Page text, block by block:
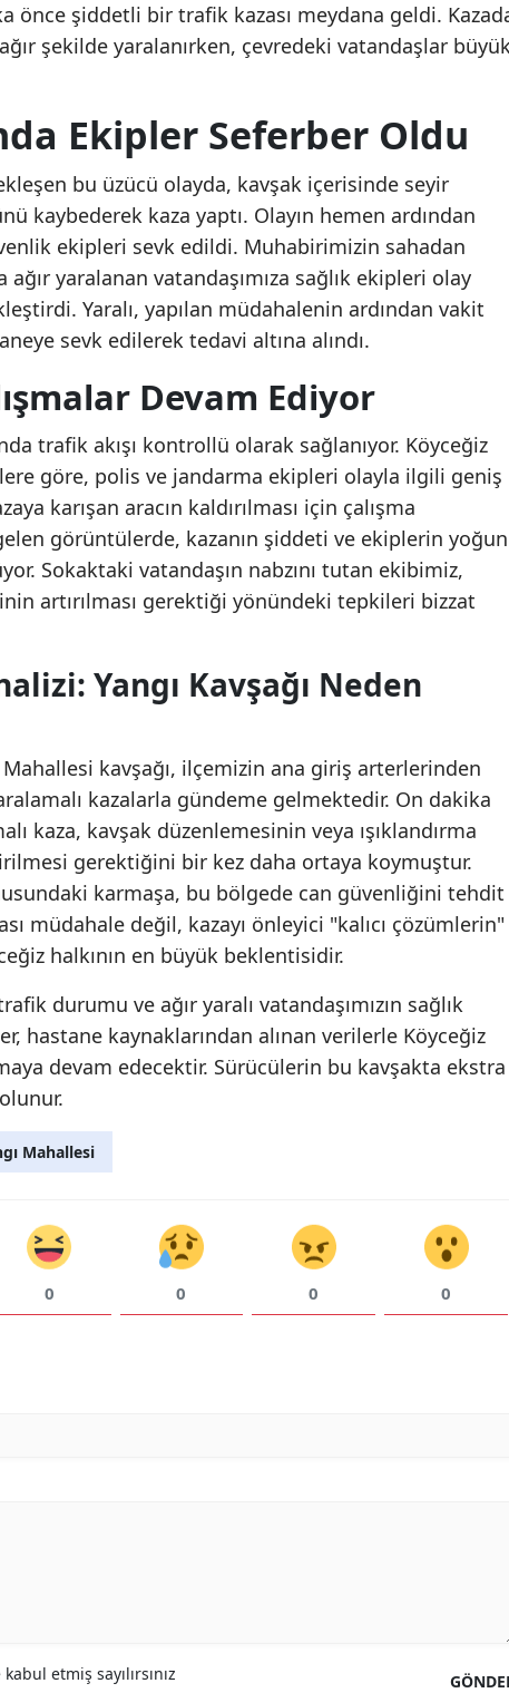
önce şiddetli bir trafik kazası meydana geldi.
şekilde yaralanırken, çevredeki vatandaşlar
Ekipler Seferber Oldu
bu üzücü olayda, kavşak içerisinde seyir
kaybederek kaza yaptı. Olayın hemen ardından
ekipleri sevk edildi. Muhabirimizin sahadan
yaralanan vatandaşımıza sağlık ekipleri olay
Yaralı, yapılan müdahalenin ardından vakit
sevk edilerek tedavi altına alındı.
Devam Ediyor
trafik akışı kontrollü olarak sağlanıyor. Köyceğiz
göre, polis ve jandarma ekipleri olayla ilgili geniş
karışan aracın kaldırılması için çalışma
görüntülerde, kazanın şiddeti ve ekiplerin yoğun
Sokaktaki vatandaşın nabzını tutan ekibimiz,
artırılması gerektiği yönündeki tepkileri bizzat
Yangı Kavşağı Neden
Mahallesi kavşağı, ilçemizin ana giriş arterlerinden
kazalarla gündeme gelmektedir. On dakika
kaza, kavşak düzenlemesinin veya ışıklandırma
gerektiğini bir kez daha ortaya koymuştur.
karmaşa, bu bölgede can güvenliğini tehdit
müdahale değil, kazayı önleyici "kalıcı çözümlerin"
halkının en büyük beklentisidir.
durumu ve ağır yaralı vatandaşımızın sağlık
hastane kaynaklarından alınan verilerle Köyceğiz
devam edecektir. Sürücülerin bu kavşakta ekstra
Mahallesi
0 0 0 0
etmiş sayılırsınız